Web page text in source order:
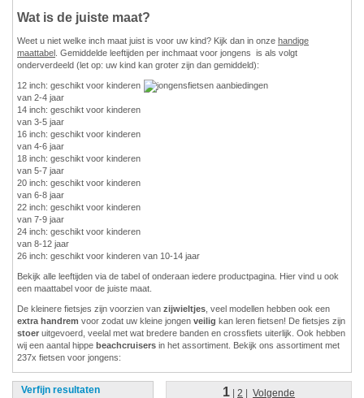
Wat is de juiste maat?
Weet u niet welke inch maat juist is voor uw kind? Kijk dan in onze handige
maattabel . Gemiddelde leeftijden per inchmaat voor jongens is als volgt
onderverdeeld (let op: uw kind kan groter zijn dan gemiddeld):
12 inch: geschikt voor kinderen
van 2-4 jaar
14 inch: geschikt voor kinderen
van 3-5 jaar
16 inch: geschikt voor kinderen
van 4-6 jaar
18 inch: geschikt voor kinderen
van 5-7 jaar
20 inch: geschikt voor kinderen
van 6-8 jaar
22 inch: geschikt voor kinderen
van 7-9 jaar
24 inch: geschikt voor kinderen
van 8-12 jaar
26 inch: geschikt voor kinderen van 10-14 jaar
Bekijk alle leeftijden via de tabel of onderaan iedere productpagina. Hier vind u ook
een maattabel voor de juiste maat.
De kleinere fietsjes zijn voorzien van zijwieltjes , veel modellen hebben ook een
extra handrem voor zodat uw kleine jongen veilig kan leren fietsen! De fietsjes zijn
stoer uitgevoerd, veelal met wat bredere banden en crossfiets uiterlijk. Ook hebben
wij een aantal hippe beachcruisers in het assortiment. Bekijk ons assortiment met
237x fietsen voor jongens:
Verfijn resultaten 1 |2 |Volgende